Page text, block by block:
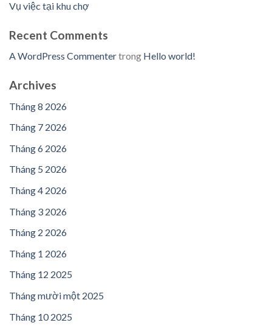
Vụ việc tại khu chợ
Recent Comments
A WordPress Commentertrong Hello world!
Archives
Tháng 8 2026
Tháng 7 2026
Tháng 6 2026
Tháng 5 2026
Tháng 4 2026
Tháng 3 2026
Tháng 2 2026
Tháng 1 2026
Tháng 12 2025
Tháng mười một 2025
Tháng 10 2025